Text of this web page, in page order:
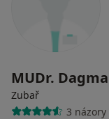
MUDr.
Zubař
3 názory